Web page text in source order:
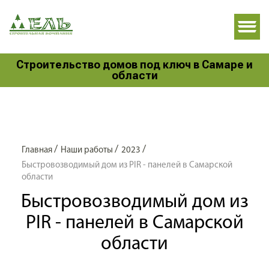
Строительство домов под ключ в Самаре и
области
Главная/ Наши работы/ 2023/
Быстровозводимый дом из PIR - панелей в Самарской
области
Быстровозводимый дом из
PIR - панелей в Самарской
области